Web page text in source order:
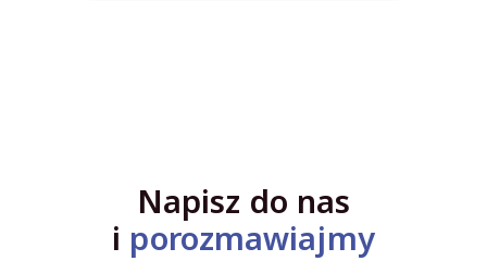
Napisz do nas
i porozmawiajmy